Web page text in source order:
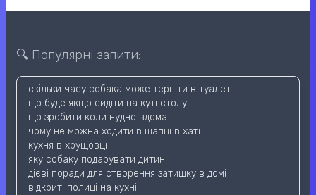
🔍 Популярні запити:
скільки часу собака може терпіти в туалет
що буде якщо сидіти на куті столу
що зробити коли нудно вдома
чому не можна ходити в шапці в хаті
кухня в хрущовці
яку собаку подарувати дитині
дієві поради для створення затишку в домі
відкриті полиці на кухні